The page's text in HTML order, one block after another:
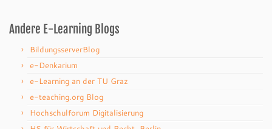
Andere E-Learning Blogs
BildungsserverBlog
e-Denkarium
e-Learning an der TU Graz
e-teaching.org Blog
Hochschulforum Digitalisierung